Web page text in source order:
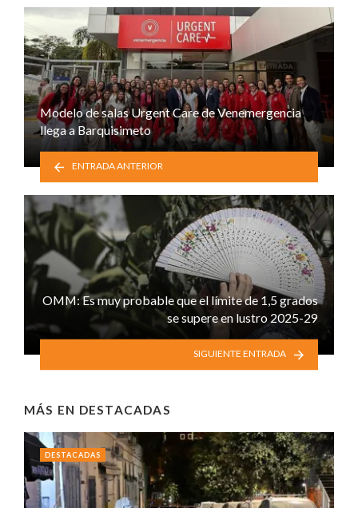
Modelo de salas Urgent Care de Venemergencia
llega a Barquisimeto
ENTRADA ANTERIOR
OMM: Es muy probable que el límite de 1,5 grados
se supere en lustro 2025-29
SIGUIENTE ENTRADA
MÁS EN DESTACADAS
DESTACADAS